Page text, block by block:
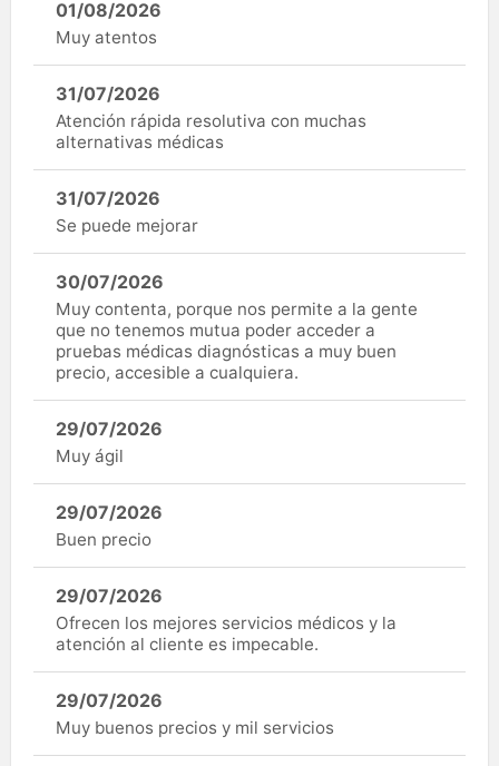
01/08/2026
Muy atentos
31/07/2026
Atención rápida resolutiva con muchas
alternativas médicas
31/07/2026
Se puede mejorar
30/07/2026
Muy contenta, porque nos permite a la gente
que no tenemos mutua poder acceder a
pruebas médicas diagnósticas a muy buen
precio, accesible a cualquiera.
29/07/2026
Muy ágil
29/07/2026
Buen precio
29/07/2026
Ofrecen los mejores servicios médicos y la
atención al cliente es impecable.
29/07/2026
Muy buenos precios y mil servicios